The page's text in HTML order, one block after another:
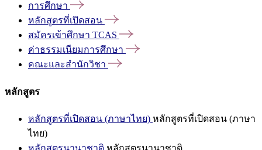
การศึกษา
หลักสูตรที่เปิดสอน
สมัครเข้าศึกษา TCAS
ค่าธรรมเนียมการศึกษา
คณะและสำนักวิชา
หลักสูตร
หลักสูตรที่เปิดสอน (ภาษาไทย) หลักสูตรที่เปิดสอน (ภาษา
ไทย)
หลักสูตรนานาชาติ หลักสูตรนานาชาติ